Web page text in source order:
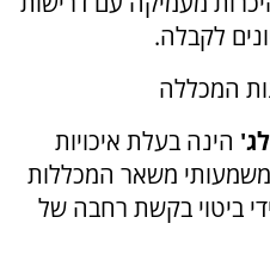
לקבלה.
המכללה
הינה בעלת איכויות
משמעותי משאר המכללות
ביטוי בקשת רחבה של